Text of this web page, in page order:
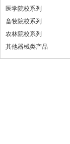
医学院校系列
畜牧院校系列
农林院校系列
其他器械类产品